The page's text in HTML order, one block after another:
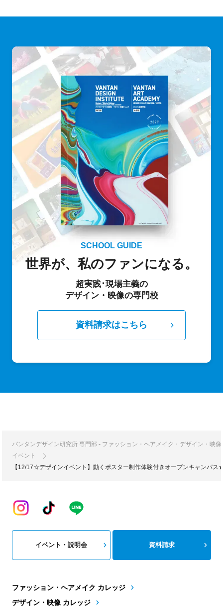
SCHOOL GUIDE
世界が、私のファンになる。
超実践･現場主義の
デザイン・映像の専門校
資料請求はこちら
バンタンデザイン研究所 専門部 - ファッション・ヘアメイク・デザイン・映
イベント
【12/17☆デザインイベント】動くポスター制作体験付きオープンキャンパ
ファッション・ヘアメイク カレッジ
デザイン・映像 カレッジ
イベント・説明会 資料請求